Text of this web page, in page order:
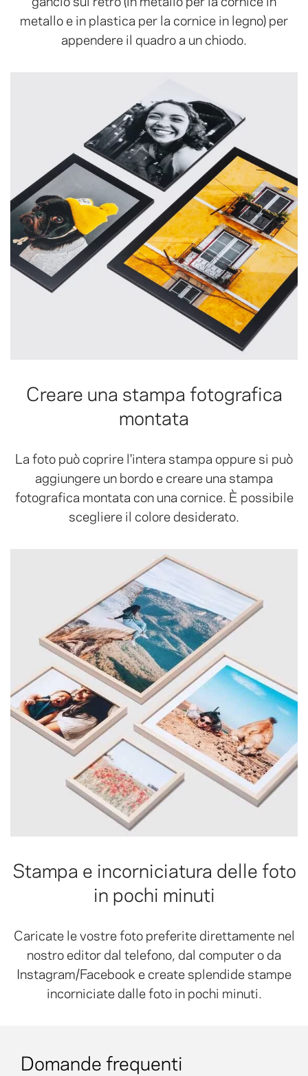
metallo e in plastica per la cornice in legno) per
appendere il quadro a un chiodo.
Creare una stampa fotografica
montata
La foto può coprire l'intera stampa oppure si può
aggiungere un bordo e creare una stampa
fotografica montata con una cornice. È possibile
scegliere il colore desiderato.
Stampa e incorniciatura delle foto
in pochi minuti
Caricate le vostre foto preferite direttamente nel
nostro editor dal telefono, dal computer o da
Instagram/Facebook e create splendide stampe
incorniciate dalle foto in pochi minuti.
Domande frequenti